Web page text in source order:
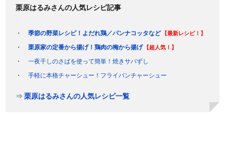
栗原はるみさんの人気レシピ記事
季節の野菜レシピ！よだれ鶏／パンナコッタなど 【最新レシピ！】
栗原家の定番から揚げ！鶏肉の梅から揚げ 【超人気！】
一夜干しのさばを使って簡単！焼きサバずし
手軽に本格チャーシュー！フライパンチャーシュー
⇒栗原はるみさんの人気レシピ一覧